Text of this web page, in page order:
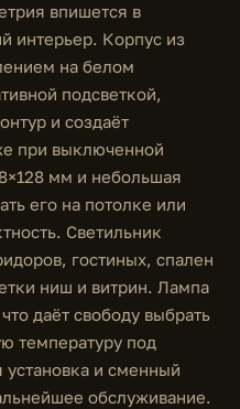
впишется в
интерьер. Корпус из
на белом
подсветкой,
и создаёт
при выключенной
мм и небольшая
его на потолке или
Светильник
гостиных, спален
ниш и витрин. Лампа
даёт свободу выбрать
температуру под
установка и сменный
обслуживание.